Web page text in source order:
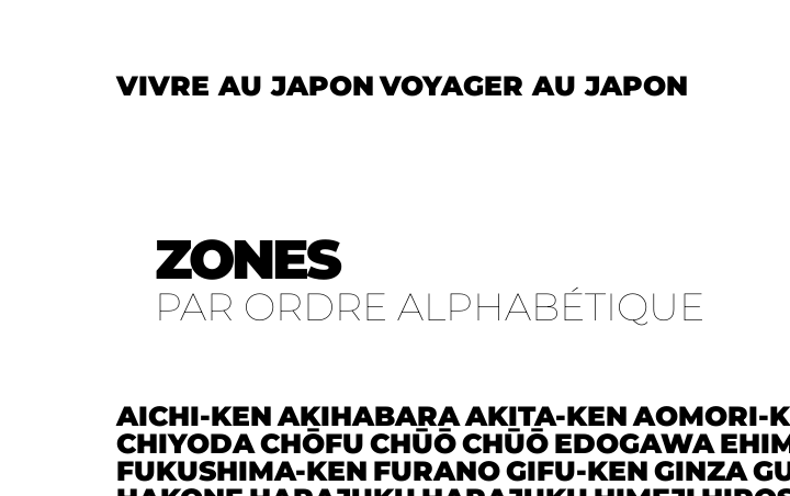
VIVRE AU JAPONVOYAGER AU JAPON
ZONES
PAR ORDRE ALPHABÉTIQUE
AICHI-KENAKIHABARAAKITA-KENAOMORI-
CHIYODACHŌFU CHŪŌCHŪŌ EDOGAWA
FUKUSHIMA-KEN FURANOGIFU-KEN GINZA